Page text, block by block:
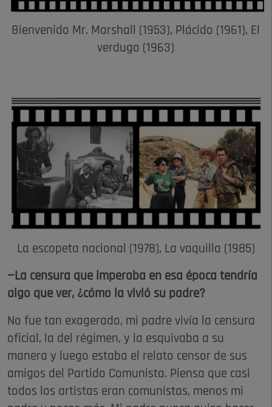
Bienvenido Mr. Marshall (1953), Plácido (1961), El
verdugo (1963)
La escopeta nacional (1978), La vaquilla (1985)
—La censura que imperaba en esa época tendría
algo que ver, ¿cómo la vivió su padre?
No fue tan exagerado, mi padre vivía la censura
oficial, la del régimen, y la esquivaba a su
manera y luego estaba el relato censor de sus
amigos del Partido Comunista. Piensa que casi
todos los artistas eran comunistas, menos mi